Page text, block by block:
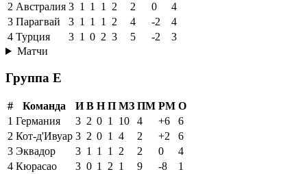
2 Австралия 3 1 1 1 2 2 0
4
3 Парагвай 3 1 1 1 2 4 -2
4
4 Турция 3 1 0 2 3 5 -2
3
Матчи
Группа E
# Команда И В Н П МЗ ПМ РМ О
1 Германия 3 2 0 1 10 4 +6
6
2 Кот-д'Ивуар 3 2 0 1 4 2 +2
6
3 Эквадор 3 1 1 1 2 2 0
4
4 Кюрасао 3 0 1 2 1 9 -8
1